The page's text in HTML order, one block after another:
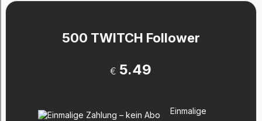
500 TWITCH Follower
€ 5.49
Einmalige